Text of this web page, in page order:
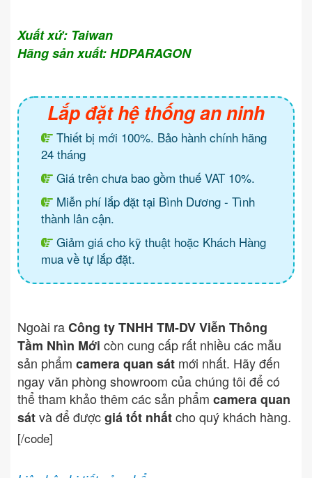
Xuất xứ: Taiwan
Hãng sản xuất: HDPARAGON
Lắp đặt hệ thống an ninh
Thiết bị mới 100%. Bảo hành chính hãng
24 tháng
Giá trên chưa bao gồm thuế VAT 10%.
Miễn phí lắp đặt tại Bình Dương - Tình
thành lân cận.
Giảm giá cho kỹ thuật hoặc Khách Hàng
mua về tự lắp đặt.
Ngoài raCông ty TNHH TM-DV Viễn Thông
Tầm Nhìn Mới còn cung cấp rất nhiều các mẫu
sản phẩm camera quan sát mới nhất. Hãy đến
ngay văn phòng showroom của chúng tôi để có
thể tham khảo thêm các sản phẩm camera quan
sátvà để đượcgiá tốt nhấtcho quý khách hàng.
[/code]